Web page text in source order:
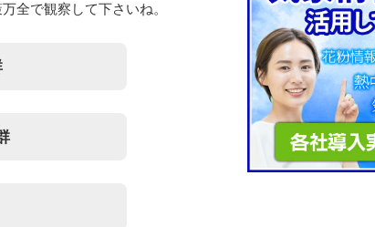
全で観察して下さいね。